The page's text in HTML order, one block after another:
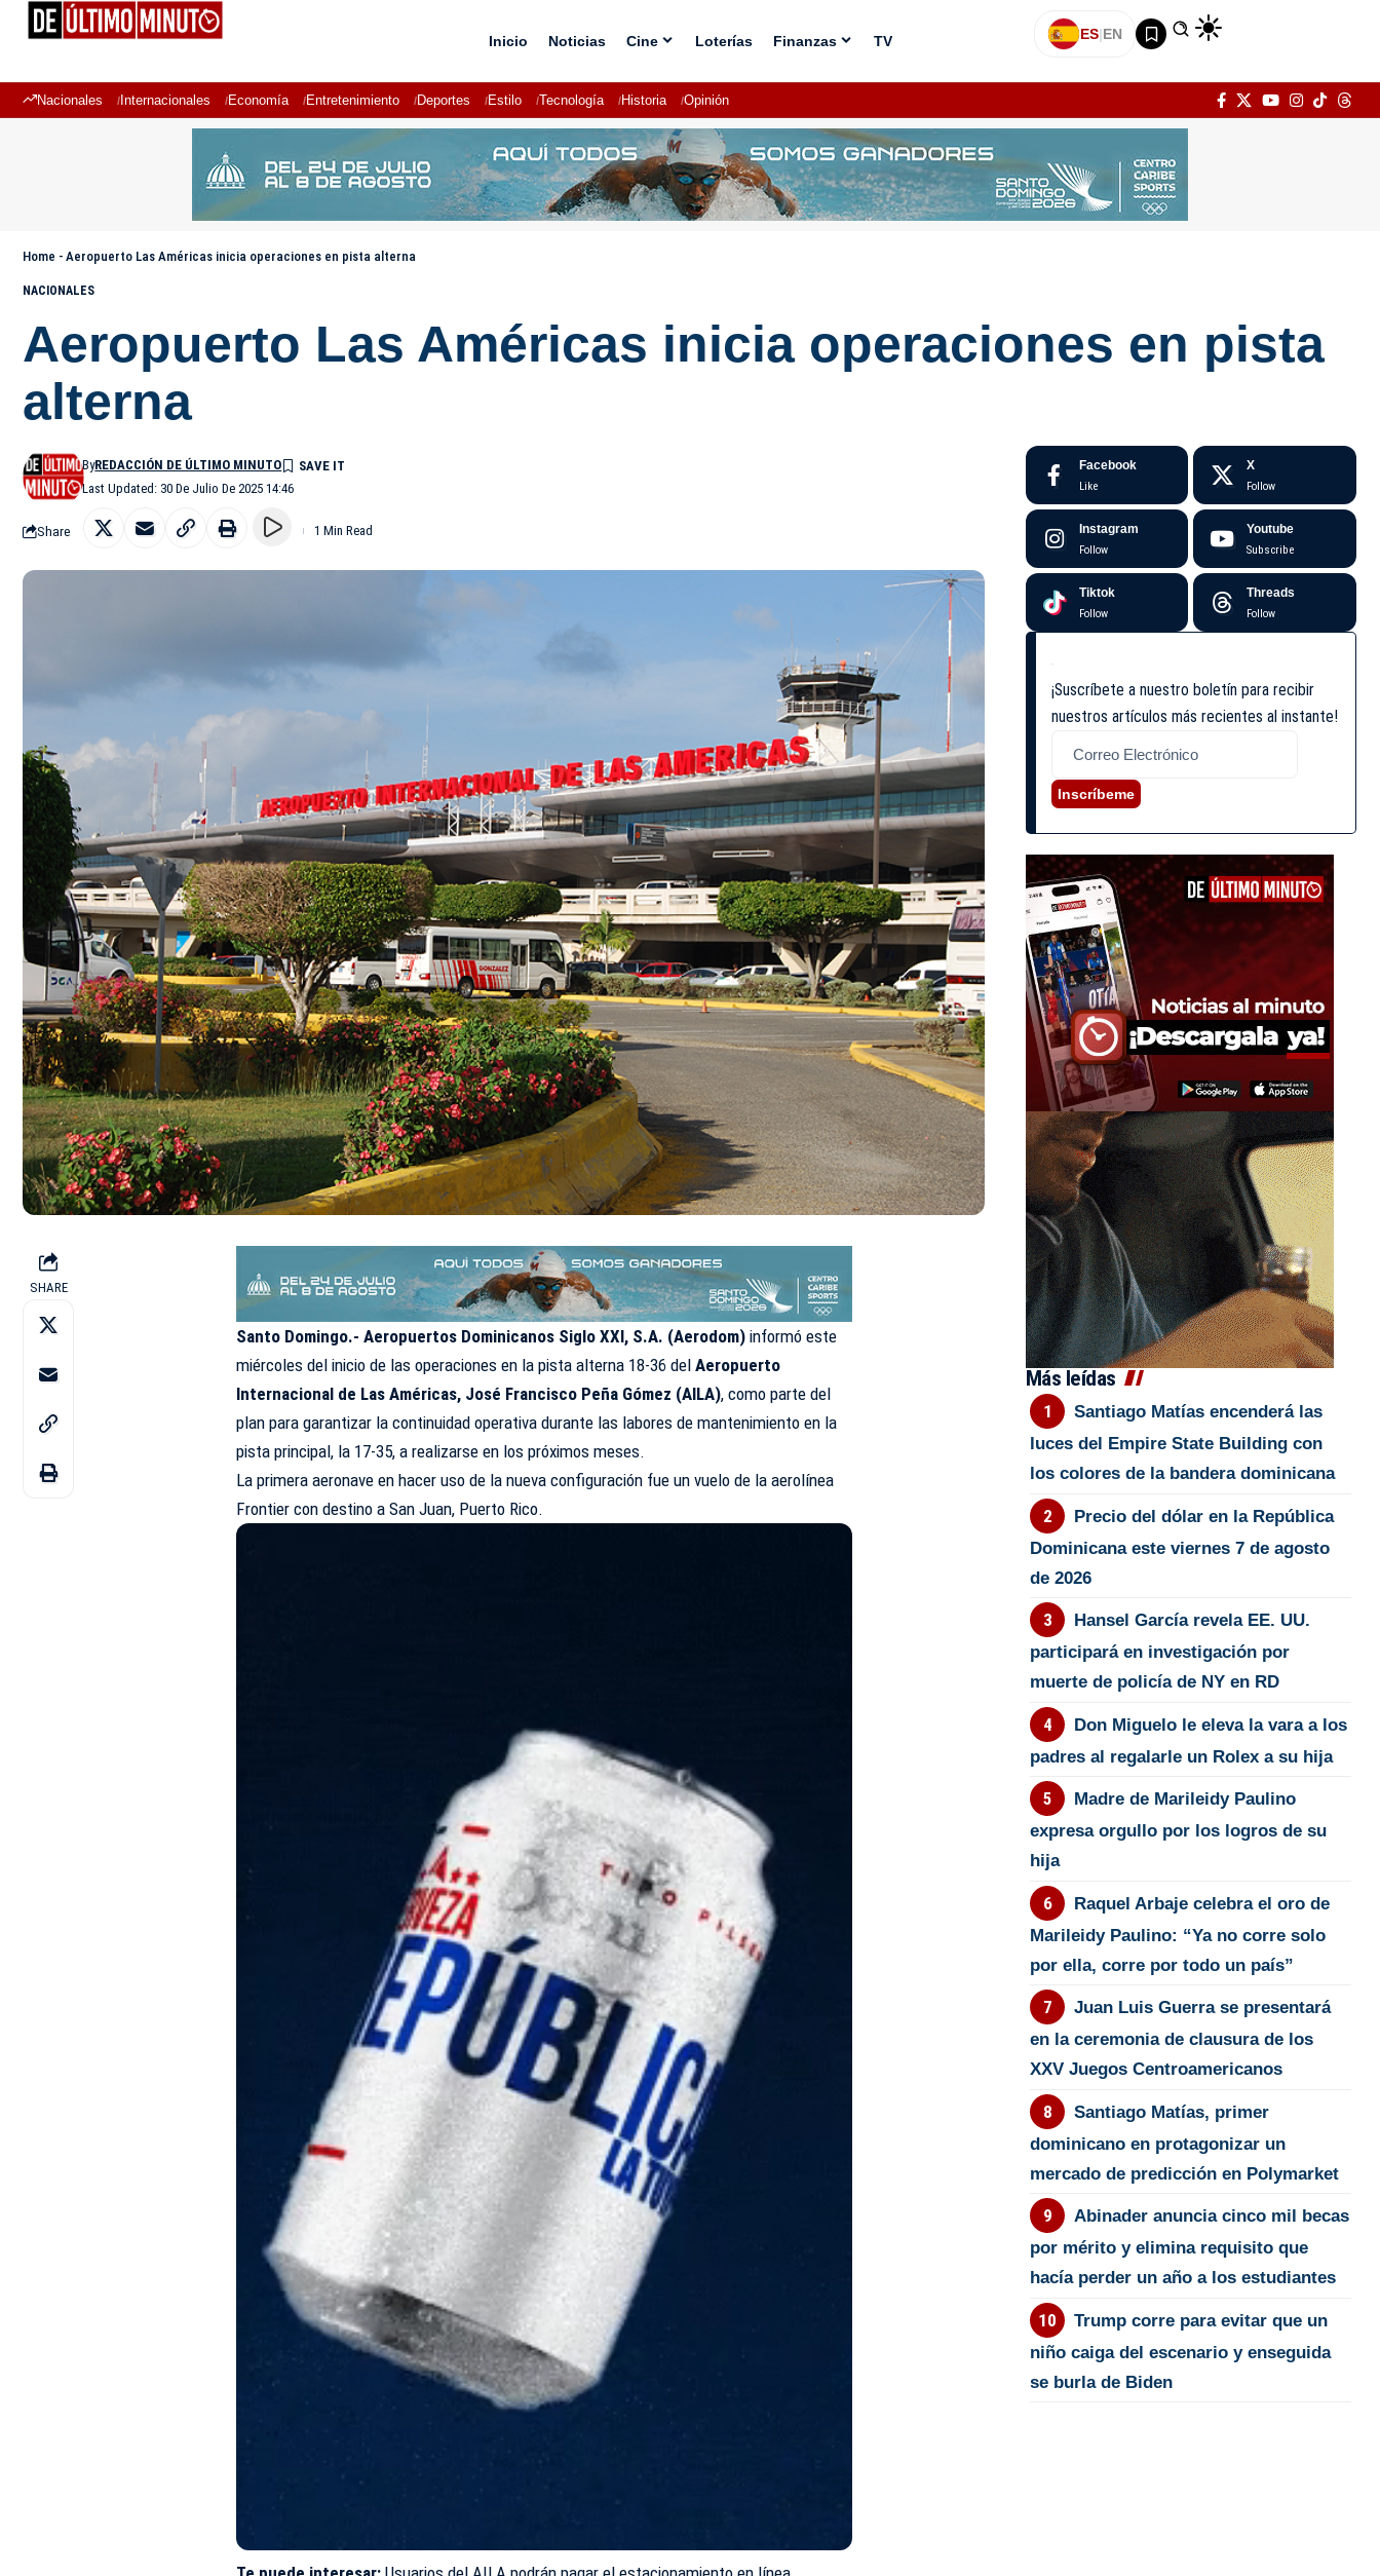
Inicio Noticias Cine Loterías Finanzas TV ES|EN
Nacionales Internacionales Economía Entretenimiento Deportes Estilo Tecnología Historia Opinión
Home - Aeropuerto Las Américas inicia operaciones en pista alterna
NACIONALES
Aeropuerto Las Américas inicia operaciones en pista
alterna
Last Updated: 30 De Julio De 2025 14:46
ByREDACCIÓN DE ÚLTIMO MINUTO
Share 1 Min Read
SHARE
Santo Domingo.- Aeropuertos Dominicanos Siglo XXI, S.A. (Aerodom) informó este
miércoles del inicio de las operaciones en la pista alterna 18-36 delAeropuerto
Internacional de Las Américas, José Francisco Peña Gómez (AILA), como parte del
plan para garantizar la continuidad operativa durante las labores de mantenimiento en la
pista principal, la 17-35, a realizarse en los próximos meses.
La primera aeronave en hacer uso de la nueva configuración fue un vuelo de la aerolínea
Frontier con destino a San Juan, Puerto Rico.
Facebook
Like
X
Follow
Instagram
Follow
Youtube
Subscribe
Tiktok
Follow
Threads
Follow
¡Suscríbete a nuestro boletín para recibir
nuestros artículos más recientes al instante!
Inscríbeme
Más leídas
Santiago Matías encenderá las
luces del Empire State Building con
los colores de la bandera dominicana
Precio del dólar en la República
Dominicana este viernes 7 de agosto
de 2026
Hansel García revela EE. UU.
participará en investigación por
muerte de policía de NY en RD
Don Miguelo le eleva la vara a los
padres al regalarle un Rolex a su hija
Madre de Marileidy Paulino
expresa orgullo por los logros de su
hija
Raquel Arbaje celebra el oro de
Marileidy Paulino: “Ya no corre solo
por ella, corre por todo un país”
Juan Luis Guerra se presentará
en la ceremonia de clausura de los
XXV Juegos Centroamericanos
Santiago Matías, primer
dominicano en protagonizar un
mercado de predicción en Polymarket
Abinader anuncia cinco mil becas
por mérito y elimina requisito que
hacía perder un año a los estudiantes
Trump corre para evitar que un
niño caiga del escenario y enseguida
se burla de Biden